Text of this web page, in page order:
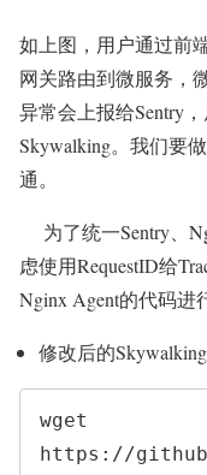
如上图，用户通过前
网关路由到微服务，
异常会上报给Sentry
Skywalking。我们要
通。
为了统一Sentry、
虑使用RequestID给
Nginx Agent的代码进
修改后的
wget
https://